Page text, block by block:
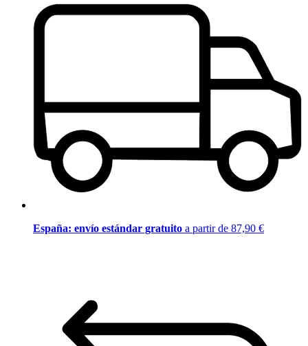
España: envío estándar gratuito a partir de 87,90 €